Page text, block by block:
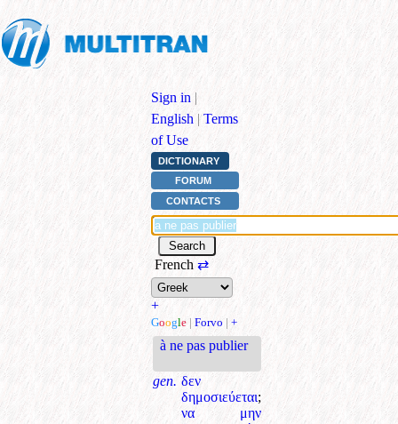
Sign in |
English | Terms
of Use
DICTIONARY
FORUM
CONTACTS
French ⇄
+
Google | Forvo | +
à ne pas publier
gen. δεν
δημοσιεύεται;
να μην